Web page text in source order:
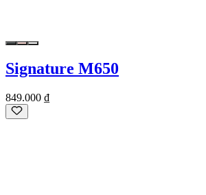
Signature M650
849.000 ₫